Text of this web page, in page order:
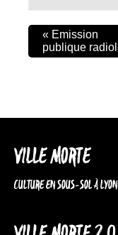
« Emission
publique
VILLE MORTE
CULTURE EN SOUS-SOL À